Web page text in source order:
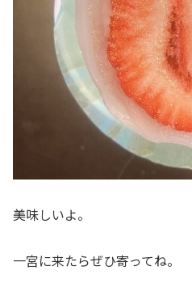
美味しいよ。
一宮に来たらぜひ寄ってね。